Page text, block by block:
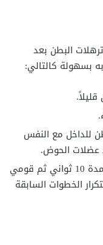
البطن بعد
بسهولة كالتالي:
للداخل مع النفس
الحوض.
حافظي على الوضعية بشكل ثابت لمدة 10 ثواني ثم قومي
الخطوات السابقة